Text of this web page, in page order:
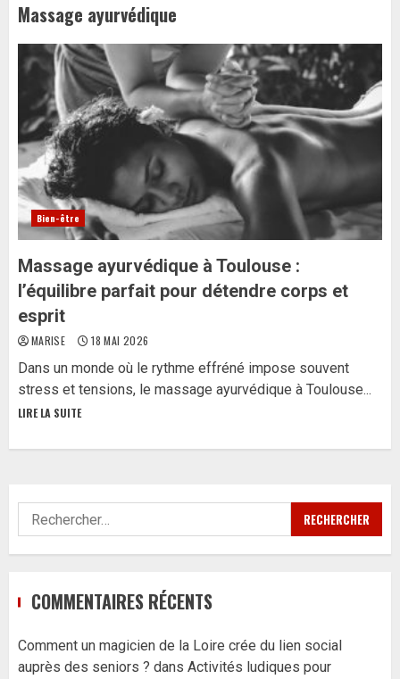
Massage ayurvédique
Bien-être
Massage ayurvédique à Toulouse :
l’équilibre parfait pour détendre corps et
esprit
MARISE 18 MAI 2026
Dans un monde où le rythme effréné impose souvent
stress et tensions, le massage ayurvédique à Toulouse...
LIRE LA SUITE
Rechercher :
COMMENTAIRES RÉCENTS
Comment un magicien de la Loire crée du lien social
auprès des seniors ? dans Activités ludiques pour